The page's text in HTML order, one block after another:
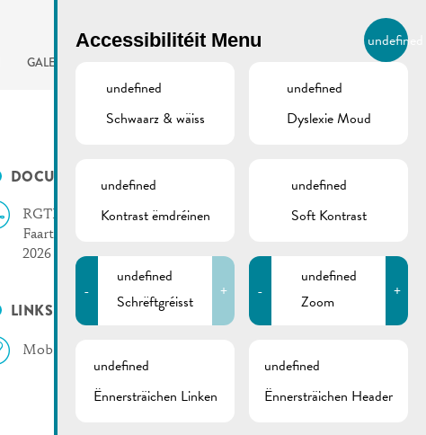
GALERIE LB
BIERGER.REMICH.LU
DOCUMENTS
RGTR | Zousätzlech
Faarten Schueberfouer
2026 – all Linnen
LINKS
Mobilitéitszentral
Accessibilitéit Menu undefined
undefined
Schwaarz & wäiss
undefined
Dyslexie Moud
undefined
Kontrast ëmdréinen
undefined
Soft Kontrast
-
undefined
Schrëftgréisst
+ -
undefined
Zoom
+
undefined
Ënnersträichen Linken
undefined
Ënnersträichen Header